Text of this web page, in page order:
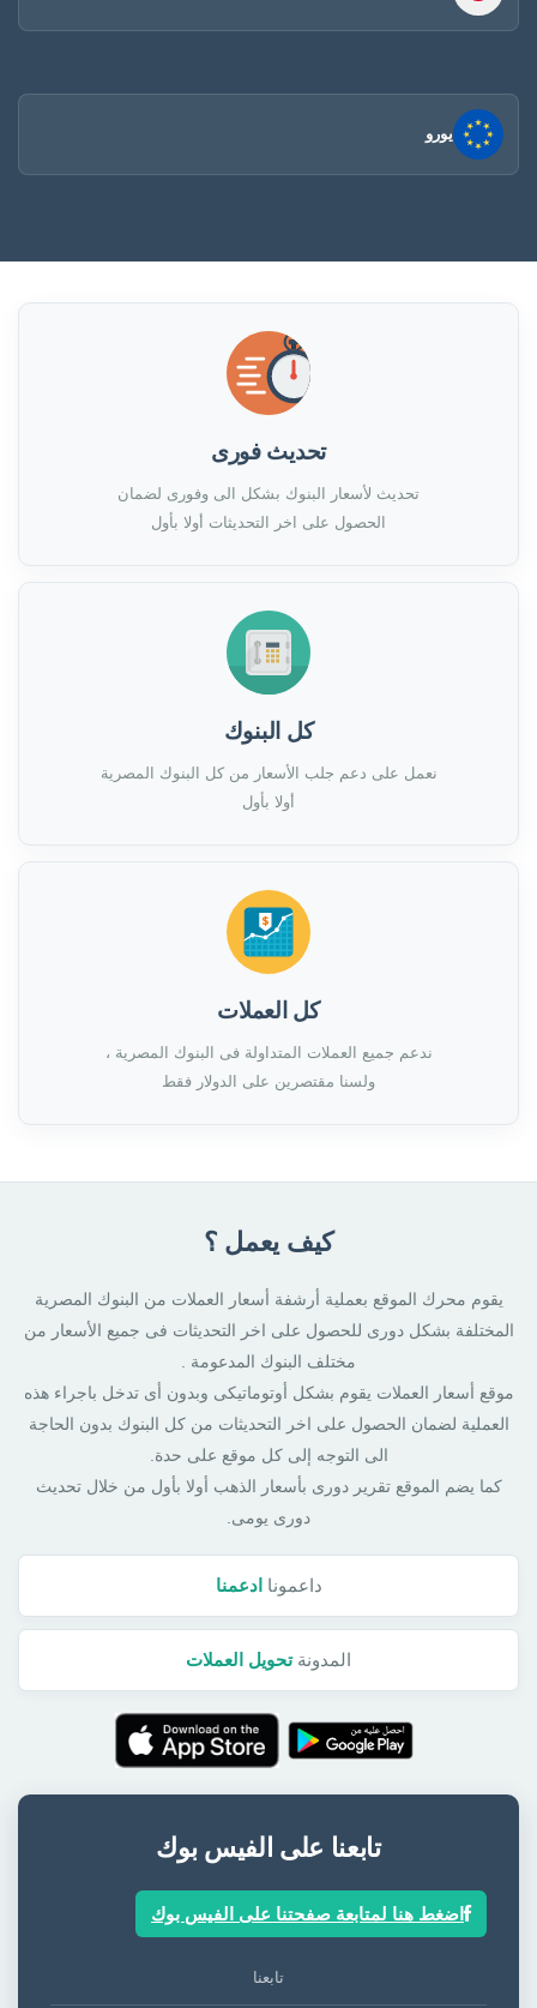
يورو
تحديث فورى
تحديث لأسعار البنوك بشكل الى وفورى لضمان
الحصول على اخر التحديثات أولا بأول
كل البنوك
نعمل على دعم جلب الأسعار من كل البنوك المصرية
أولا بأول
كل العملات
ندعم جميع العملات المتداولة فى البنوك المصرية ،
ولسنا مقتصرين على الدولار فقط
كيف يعمل ؟
يقوم محرك الموقع بعملية أرشفة أسعار العملات من البنوك المصرية
المختلفة بشكل دورى للحصول على اخر التحديثات فى جميع الأسعار من
مختلف البنوك المدعومة .
موقع أسعار العملات يقوم بشكل أوتوماتيكى وبدون أى تدخل باجراء هذه
العملية لضمان الحصول على اخر التحديثات من كل البنوك بدون الحاجة
الى التوجه إلى كل موقع على حدة.
كما يضم الموقع تقرير دورى بأسعار الذهب أولا بأول من خلال تحديث
دورى يومى.
داعمونا ادعمنا
المدونةتحويل العملات
تابعنا على الفيس بوك
اضغط هنا لمتابعة صفحتنا على الفيس بوك
تابعنا